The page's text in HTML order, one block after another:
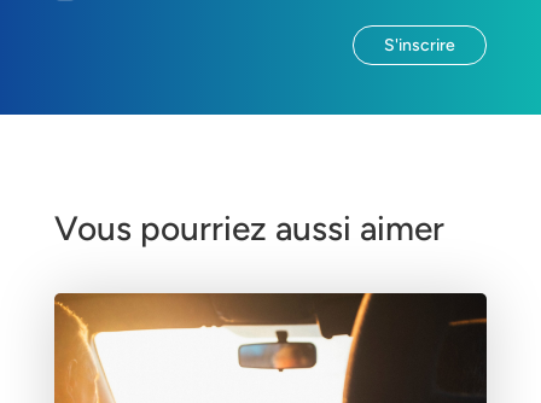
S'inscrire
Vous pourriez aussi aimer